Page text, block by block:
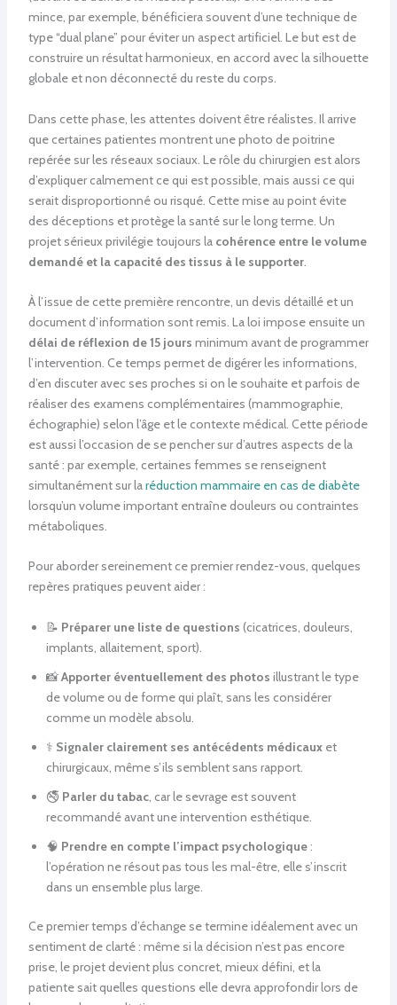
mince, par exemple, bénéficiera souvent d’une technique de
type “dual plane” pour éviter un aspect artificiel. Le but est de
construire un résultat harmonieux, en accord avec la silhouette
globale et non déconnecté du reste du corps.
Dans cette phase, les attentes doivent être réalistes. Il arrive
que certaines patientes montrent une photo de poitrine
repérée sur les réseaux sociaux. Le rôle du chirurgien est alors
d’expliquer calmement ce qui est possible, mais aussi ce qui
serait disproportionné ou risqué. Cette mise au point évite
des déceptions et protège la santé sur le long terme. Un
projet sérieux privilégie toujours la cohérence entre le volume
demandé et la capacité des tissus à le supporter.
À l’issue de cette première rencontre, un devis détaillé et un
document d’information sont remis. La loi impose ensuite un
délai de réflexion de 15 jours minimum avant de programmer
l’intervention. Ce temps permet de digérer les informations,
d’en discuter avec ses proches si on le souhaite et parfois de
réaliser des examens complémentaires (mammographie,
échographie) selon l’âge et le contexte médical. Cette période
est aussi l’occasion de se pencher sur d’autres aspects de la
santé : par exemple, certaines femmes se renseignent
simultanément sur laréduction mammaire en cas de diabète
lorsqu’un volume important entraîne douleurs ou contraintes
métaboliques.
Pour aborder sereinement ce premier rendez-vous, quelques
repères pratiques peuvent aider :
📝 Préparer une liste de questions (cicatrices, douleurs,
implants, allaitement, sport).
📸Apporter éventuellement des photos illustrant le type
de volume ou de forme qui plaît, sans les considérer
comme un modèle absolu.
⚕️ Signaler clairement ses antécédents médicauxet
chirurgicaux, même s’ils semblent sans rapport.
🚭 Parler du tabac, car le sevrage est souvent
recommandé avant une intervention esthétique.
🧠 Prendre en compte l’impact psychologique:
l’opération ne résout pas tous les mal-être, elle s’inscrit
dans un ensemble plus large.
Ce premier temps d’échange se termine idéalement avec un
sentiment de clarté : même si la décision n’est pas encore
prise, le projet devient plus concret, mieux défini, et la
patiente sait quelles questions elle devra approfondir lors de